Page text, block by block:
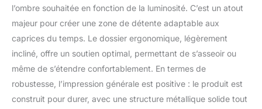
confortable grâce à son
rembourrage souple de 8
cm d'épaisseur SOLIDE &
RÉSISTANT : Structure
fabriquée en métal époxy
anticorrosion et coussin
en polyester pour vous
offrir un maximum de
l’ombre souhaitée en fonction de la luminosité. C’est un atout
majeur pour créer une zone de détente adaptable aux
caprices du temps. Le dossier ergonomique, légèrement
incliné, offre un soutien optimal, permettant de s’asseoir ou
même de s’étendre confortablement. En termes de
robustesse, l’impression générale est positive : le produit est
construit pour durer, avec une structure métallique solide tout